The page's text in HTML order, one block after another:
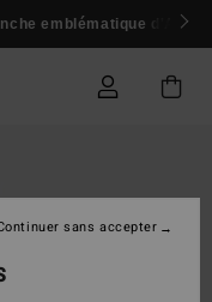
emblématique d'Andy
sans accepter